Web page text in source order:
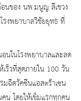
อง นพ.มนูญ ลีเชวง
รงพยาบาลวิชัยยุทธ ที่
นโรงพยาบาลและลด
เร็วที่สุดภายใน 100 วัน
ฉีดวัคซีนแอสตร้าเซน
น โดยให้เข็มแรกทุกคน